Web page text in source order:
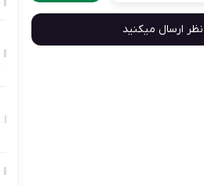
ارسال میکنید